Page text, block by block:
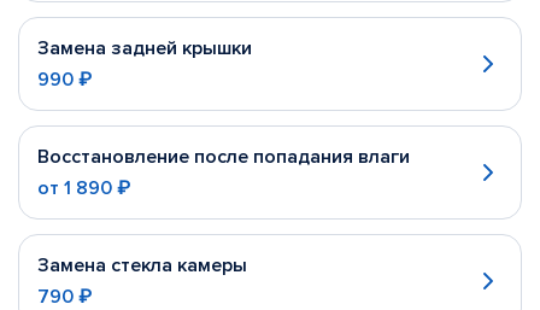
Замена задней крышки
990 ₽
Восстановление после попадания влаги
от 1 890 ₽
Замена стекла камеры
790 ₽